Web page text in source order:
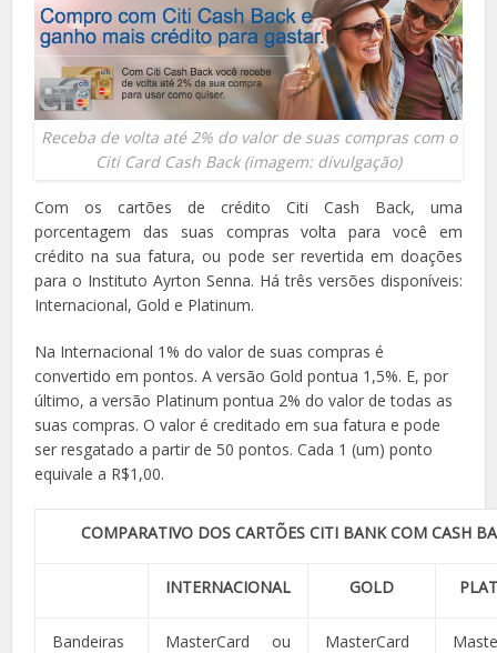
Receba de volta até 2% do valor de suas compras com o
Citi Card Cash Back (imagem: divulgação)
Com os cartões de crédito Citi Cash Back, uma
porcentagem das suas compras volta para você em
crédito na sua fatura, ou pode ser revertida em doações
para o Instituto Ayrton Senna. Há três versões disponíveis:
Internacional, Gold e Platinum.
Na Internacional 1% do valor de suas compras é
convertido em pontos. A versão Gold pontua 1,5%. E, por
último, a versão Platinum pontua 2% do valor de todas as
suas compras. O valor é creditado em sua fatura e pode
ser resgatado a partir de 50 pontos. Cada 1 (um) ponto
equivale a R$1,00.
COMPARATIVO DOS CARTÕES CITI BANK COM CASH
INTERNACIONAL GOLD
Bandeiras
MasterCard ou
MasterCard